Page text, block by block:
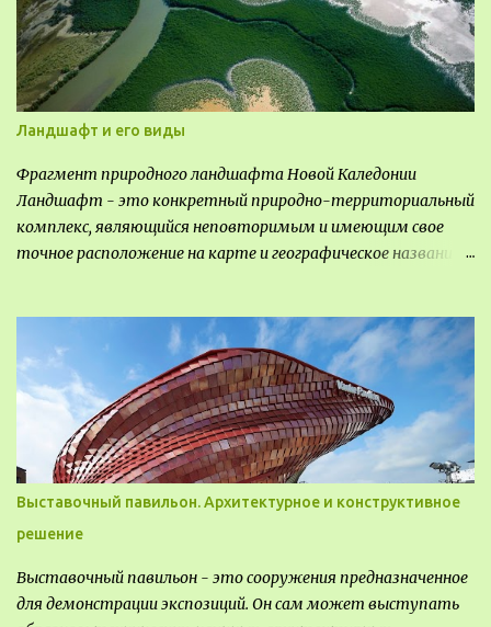
Ландшафт и его виды
Фрагмент природного ландшафта Новой Каледонии
Ландшафт - это конкретный природно-территориальный
комплекс, являющийся неповторимым и имеющим свое
точное расположение на карте и географическое название.
видом деятельность происходящей на них. Одни
используют в качестве выращивания агрокультур. Другие
для строительства населенных пунктов и т.д.
Выставочный павильон. Архитектурное и конструктивное
решение
Выставочный павильон - это сооружения предназначенное
для демонстрации экспозиций. Он сам может выступать